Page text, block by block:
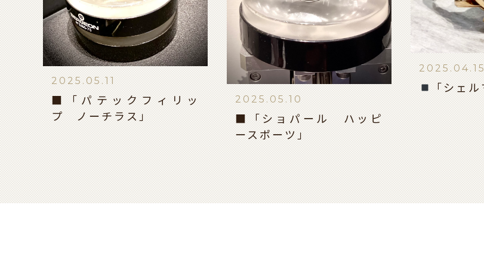
2025.05.11
■「パテックフィリッ
プ ノーチラス」
2025.05.10
■「ショパール ハッピ
ースポーツ」
2025.04.15
「シェル